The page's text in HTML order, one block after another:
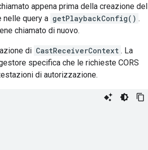
appena prima della creazione del
nelle query a getPlaybackConfig() .
chiamato di nuovo.
di CastReceiverContext . La
specifica che le richieste CORS
di autorizzazione.